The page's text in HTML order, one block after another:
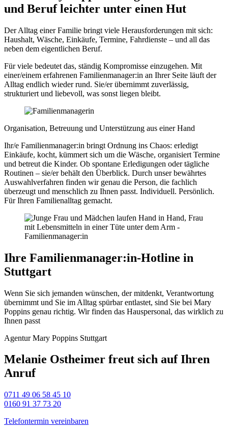
und Beruf leichter unter einen Hut
Der Alltag einer Familie bringt viele Herausforderungen mit sich:
Haushalt, Wäsche, Einkäufe, Termine, Fahrdienste – und all das
neben dem eigentlichen Beruf.
Für viele bedeutet das, ständig Kompromisse einzugehen. Mit
einer/einem erfahrenen Familienmanager:in an Ihrer Seite läuft der
Alltag endlich wieder rund. Sie/er übernimmt zuverlässig,
strukturiert und liebevoll, was sonst liegen bleibt.
Organisation, Betreuung und Unterstützung aus einer Hand
Ihr/e Familienmanager:in bringt Ordnung ins Chaos: erledigt
Einkäufe, kocht, kümmert sich um die Wäsche, organisiert Termine
und betreut die Kinder. Ob spontane Erledigungen oder tägliche
Routinen – sie/er behält den Überblick. Durch unser bewährtes
Auswahlverfahren finden wir genau die Person, die fachlich
überzeugt und menschlich zu Ihnen passt. Individuell. Persönlich.
Für Ihren Familienalltag gemacht.
Ihre Familienmanager:in-Hotline in
Stuttgart
Wenn Sie sich jemanden wünschen, der mitdenkt, Verantwortung
übernimmt und Sie im Alltag spürbar entlastet, sind Sie bei Mary
Poppins genau richtig. Wir finden das Hauspersonal, das wirklich zu
Ihnen passt
Agentur Mary Poppins Stuttgart
Melanie Ostheimer freut sich auf Ihren
Anruf
0711 49 06 58 45 10
0160 91 37 73 20
Telefontermin vereinbaren